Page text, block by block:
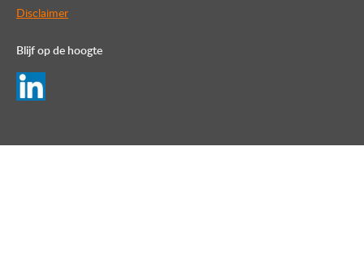
Disclaimer
Blijf op de hoogte